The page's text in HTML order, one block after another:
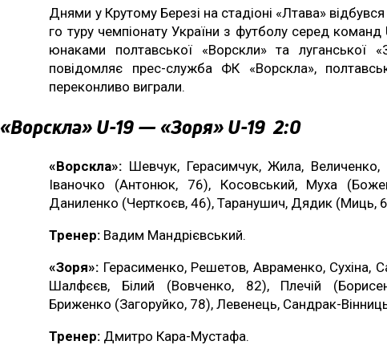
Днями у Крутому Березі на стадіоні «Лтава»
го туру чемпіонату України з футболу серед
юнаками полтавської «Ворскли» та луганської
повідомляє прес-служба ФК «Ворскла»,
переконливо виграли.
«Ворскла» U-19 — «Зоря» U-19 2:0
«Ворскла»: Шевчук, Герасимчук, Жила, Величенко,
Іваночко (Антонюк, 76), Косовський, Муха
Даниленко (Черткоєв, 46), Таранушич, Дядик (Миць,
Тренер: Вадим Мандрієвський.
«Зоря»: Герасименко, Решетов, Авраменко, Сухіна,
Шалфєєв, Білий (Вовченко, 82), Плечій
Бриженко (Загоруйко, 78), Левенець, Сандрак-
Тренер: Дмитро Кара-Мустафа.